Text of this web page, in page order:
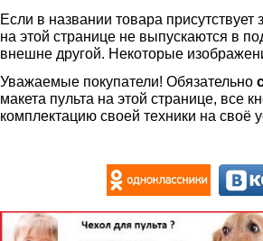
Если в названии товара присутствует
на этой странице не выпускаются в
внешне другой. Некоторые
Уважаемые покупатели! Обязательно
макета пульта на этой странице, все
комплектацию своей техники на своё